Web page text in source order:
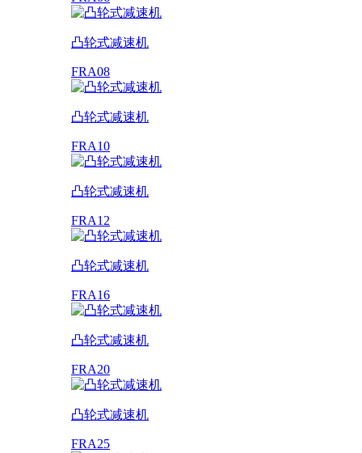
凸轮式减速机
FRA08
凸轮式减速机
FRA10
凸轮式减速机
FRA12
凸轮式减速机
FRA16
凸轮式减速机
FRA20
凸轮式减速机
FRA25